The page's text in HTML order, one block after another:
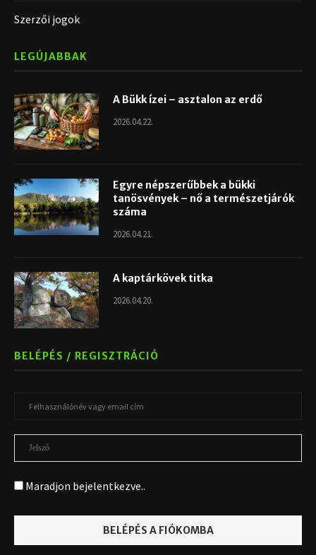
Szerzői jogok
LEGÚJABBAK
A Bükk ízei – asztalon az erdő
2026.04.22.
Egyre népszerűbbek a bükki
tanösvények – nő a természetjárók
száma
2026.04.21.
A kaptárkövek titka
2026.04.20.
BELÉPÉS / REGISZTRÁCIÓ
Maradjon bejelentkezve..